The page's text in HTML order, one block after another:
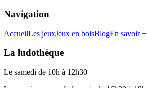
Navigation
AccueilLes jeuxJeux en boisBlogEn savoir +
La ludothèque
Le samedi de 10h à 12h30